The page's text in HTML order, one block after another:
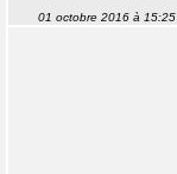
01 octobre 2016 à 15:25